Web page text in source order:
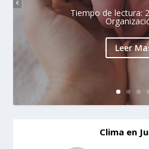
Tiempo de lectura:
Leer
Clima en